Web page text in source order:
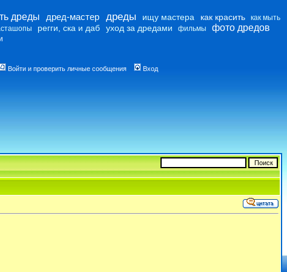
дреды дред-мастер дреды ищу мастера как красить как мыть
регги, ска и даб уход за дредами фильмы фото дредов
Войти и проверить личные сообщения Вход